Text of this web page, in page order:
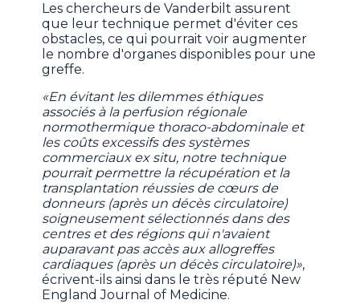
Les chercheurs de Vanderbilt assurent
que leur technique permet d'éviter ces
obstacles, ce qui pourrait voir augmenter
le nombre d'organes disponibles pour une
greffe.
«En évitant les dilemmes éthiques
associés à la perfusion régionale
normothermique thoraco-abdominale et
les coûts excessifs des systèmes
commerciaux ex situ, notre technique
pourrait permettre la récupération et la
transplantation réussies de cœurs de
donneurs (après un décès circulatoire)
soigneusement sélectionnés dans des
centres et des régions qui n'avaient
auparavant pas accès aux allogreffes
cardiaques (après un décès circulatoire)»,
écrivent-ils ainsi dans le très réputé New
England Journal of Medicine.